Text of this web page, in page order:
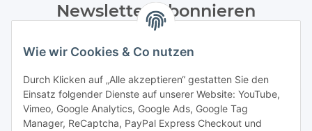
Wie wir Cookies & Co nutzen
Durch Klicken auf „Alle akzeptieren“ gestatten Sie den
Einsatz folgender Dienste auf unserer Website: YouTube,
Vimeo, Google Analytics, Google Ads, Google Tag
Manager, ReCaptcha, PayPal Express Checkout und
Newsletter Abonnieren
Datenschutzerklärungregelmäßig und jederzeit widerruflich
Abonnieren